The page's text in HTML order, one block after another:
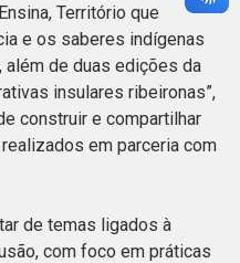
Território que
e os saberes indígenas
de duas edições da
insulares ribeironas”,
construir e compartilhar
em parceria com
de temas ligados à
com foco em práticas